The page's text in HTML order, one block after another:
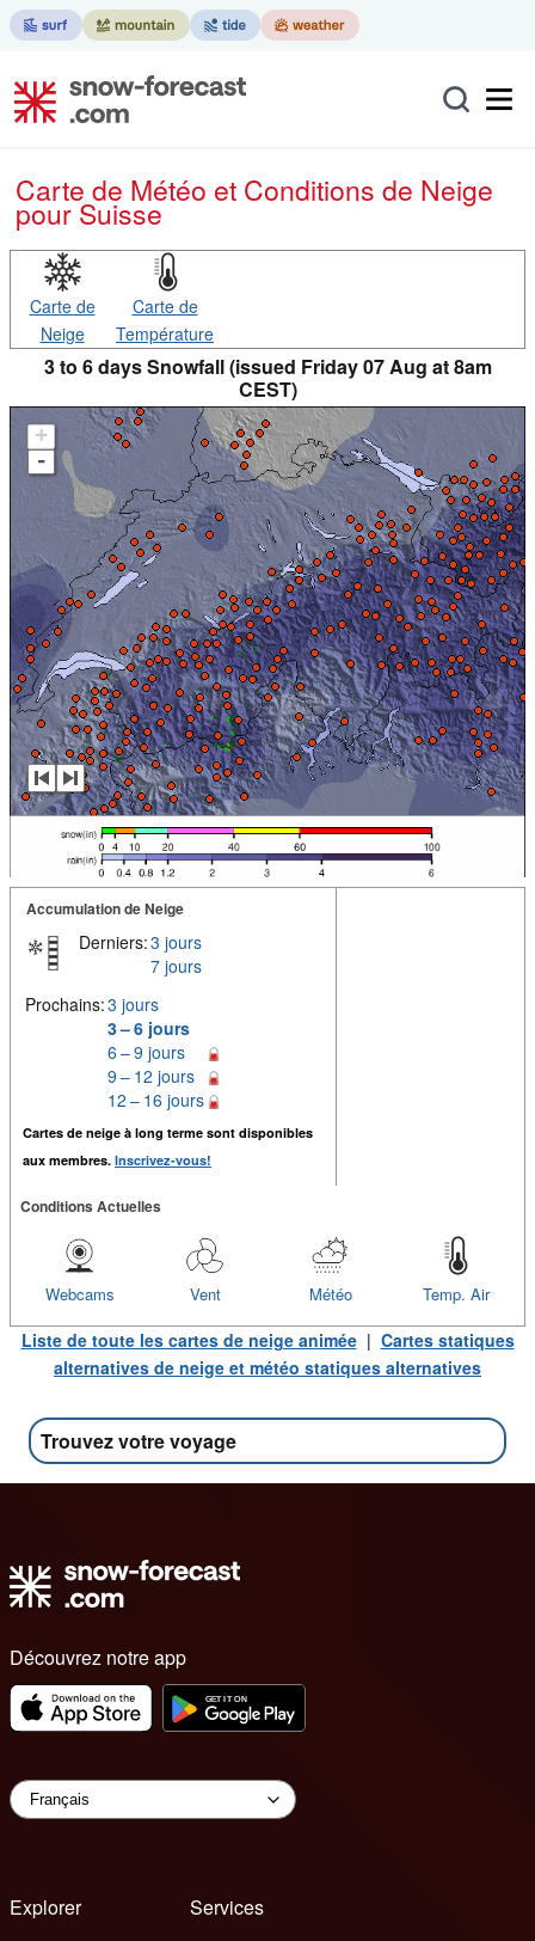
Carte de Météo et Conditions de Neige
pour Suisse
Carte de
Neige
Carte de
Température
3 to 6 days Snowfall (issued Friday 07 Aug at 8am
CEST)
+
-
Accumulation de Neige
Derniers:3 jours
7 jours
Prochains:3 jours
3 – 6 jours
6 – 9 jours
9 – 12 jours
12 – 16 jours
Cartes de neige à long terme sont disponibles
aux membres. Inscrivez-vous!
Conditions Actuelles
Temp. Air
Météo
Vent
Webcams
Liste de toute les cartes de neige animée| Cartes statiques
alternatives de neige et météo statiques alternatives
Trouvez votre voyage
Découvrez notre app
Explorer
Services